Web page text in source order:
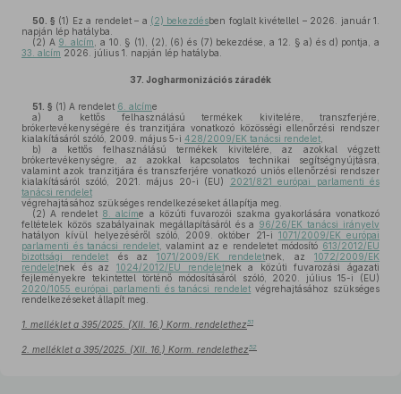
50. § (1) Ez a rendelet – a (2) bekezdésben foglalt kivétellel – 2026. január 1.
napján lép hatályba.
(2) A 9. alcím , a 10. § (1), (2), (6) és (7) bekezdése, a 12. § a) és d) pontja, a
33. alcím 2026. július 1. napján lép hatályba.
37. Jogharmonizációs záradék
51. § (1) A rendelet 6. alcíme
a) a kettős felhasználású termékek kivitelére, transzferjére,
brókertevékenységére és tranzitjára vonatkozó közösségi ellenőrzési rendszer
kialakításáról szóló, 2009. május 5-i 428/2009/EK tanácsi rendelet
b) a kettős felhasználású termékek kivitelére, az azokkal végzett
brókertevékenységre, az azokkal kapcsolatos technikai segítségnyújtásra,
valamint azok tranzitjára és transzferjére vonatkozó uniós ellenőrzési rendszer
kialakításáról szóló, 2021. május 20-i (EU)
2021/821 európai parlamenti és
tanácsi rendelet
végrehajtásához szükséges rendelkezéseket állapítja meg.
(2) A rendelet 8. alcíme a közúti fuvarozói szakma gyakorlására vonatkozó
feltételek közös szabályainak megállapításáról és a 96/26/EK tanácsi irányelv
hatályon kívül helyezéséről szóló, 2009. október 21-i 1071/2009/EK európai
parlamenti és tanácsi rendelet, valamint az e rendeletet módosító 613/2012/EU
bizottsági rendelet és az1071/2009/EK rendeletnek, az1072/2009/EK
rendeletnek és az 1024/2012/EU rendeletnek a közúti fuvarozási ágazati
fejleményekre tekintettel történő módosításáról szóló, 2020. július 15-i (EU)
2020/1055 európai parlamenti és tanácsi rendelet végrehajtásához szükséges
rendelkezéseket állapít meg.
1. melléklet a 395/2025. (XII. 16.) Korm. rendelethez51
2. melléklet a 395/2025. (XII. 16.) Korm. rendelethez52